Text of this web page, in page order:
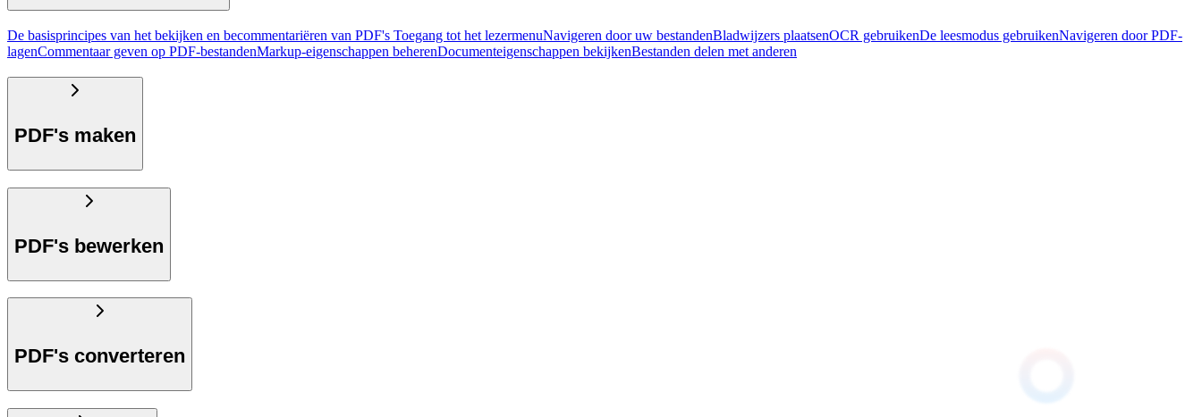
De basisprincipes van het bekijken en becommentariëren van PDF's Toegang tot het lezermenuNavigeren door uw bestandenBladwijzers plaatsenOCR gebruikenDe leesmodus gebruikenNavigeren door PDF-
lagenCommentaar geven op PDF-bestandenMarkup-eigenschappen beherenDocumenteigenschappen bekijkenBestanden delen met anderen
PDF's maken
PDF's bewerken
PDF's converteren